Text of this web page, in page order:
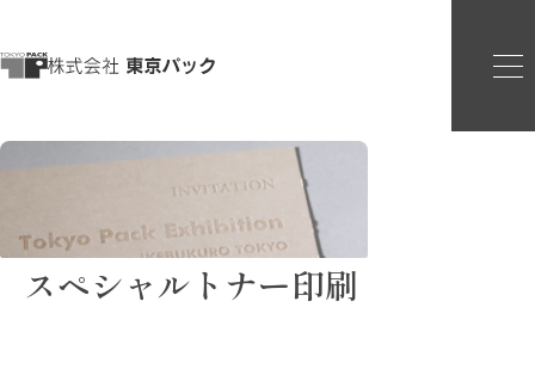
スペシャルトナー印刷